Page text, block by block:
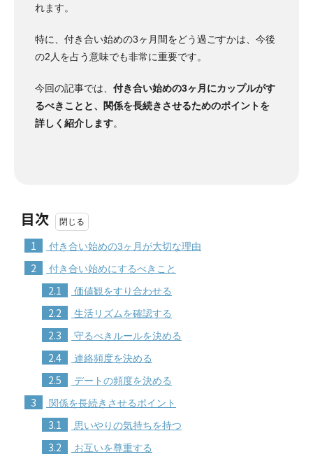
れます。
特に、付き合い始めの3ヶ月間をどう過ごすかは、今後
の2人を占う意味でも非常に重要です。
今回の記事では、 付き合い始めの3ヶ月にカップルがす
るべきことと、関係を長続きさせるためのポイントを
詳しく紹介します。
目次
1 付き合い始めの3ヶ月が大切な理由
2 付き合い始めにするべきこと
2.1 価値観をすり合わせる
2.2 生活リズムを確認する
2.3 守るべきルールを決める
2.4 連絡頻度を決める
2.5 デートの頻度を決める
3 関係を長続きさせるポイント
3.1 思いやりの気持ちを持つ
3.2 お互いを尊重する